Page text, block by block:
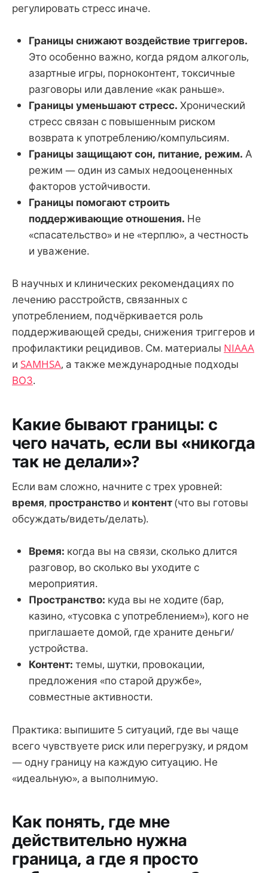
регулировать стресс иначе.
Границы снижают воздействие триггеров.
Это особенно важно, когда рядом алкоголь,
азартные игры, порноконтент, токсичные
разговоры или давление «как раньше».
Границы уменьшают стресс. Хронический
стресс связан с повышенным риском
возврата к употреблению/компульсиям.
Границы защищают сон, питание, режим. А
режим — один из самых недооцененных
факторов устойчивости.
Границы помогают строить
поддерживающие отношения. Не
«спасательство» и не «терплю», а честность
и уважение.
В научных и клинических рекомендациях по
лечению расстройств, связанных с
употреблением, подчёркивается роль
поддерживающей среды, снижения триггеров и
профилактики рецидивов. См. материалы NIAAA
и SAMHSA, а также международные подходы
ВОЗ.
Какие бывают границы: с
чего начать, если вы «никогда
так не делали»?
Если вам сложно, начните с трех уровней:
время, пространство и контент(что вы готовы
обсуждать/видеть/делать).
Время: когда вы на связи, сколько длится
разговор, во сколько вы уходите с
мероприятия.
Пространство: куда вы не ходите (бар,
казино, «тусовка с употреблением»), кого не
приглашаете домой, где храните деньги/
устройства.
Контент: темы, шутки, провокации,
предложения «по старой дружбе»,
совместные активности.
Практика: выпишите 5 ситуаций, где вы чаще
всего чувствуете риск или перегрузку, и рядом
— одну границу на каждую ситуацию. Не
«идеальную», а выполнимую.
Как понять, где мне
действительно нужна
граница, а где я просто